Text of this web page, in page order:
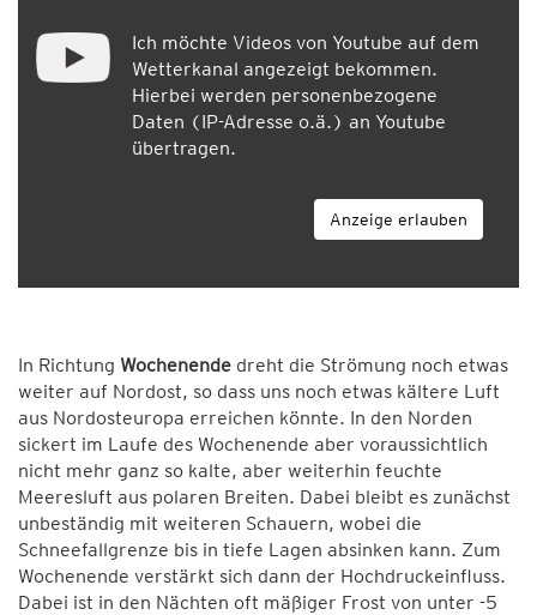
Ich möchte Videos von Youtube auf dem
Wetterkanal angezeigt bekommen.
Hierbei werden personenbezogene
Daten (IP-Adresse o.ä.) an Youtube
übertragen.
Anzeige erlauben
In Richtung Wochenende dreht die Strömung noch etwas
weiter auf Nordost, so dass uns noch etwas kältere Luft
aus Nordosteuropa erreichen könnte. In den Norden
sickert im Laufe des Wochenende aber voraussichtlich
nicht mehr ganz so kalte, aber weiterhin feuchte
Meeresluft aus polaren Breiten. Dabei bleibt es zunächst
unbeständig mit weiteren Schauern, wobei die
Schneefallgrenze bis in tiefe Lagen absinken kann. Zum
Wochenende verstärkt sich dann der Hochdruckeinfluss.
Dabei ist in den Nächten oft mäßiger Frost von unter -5